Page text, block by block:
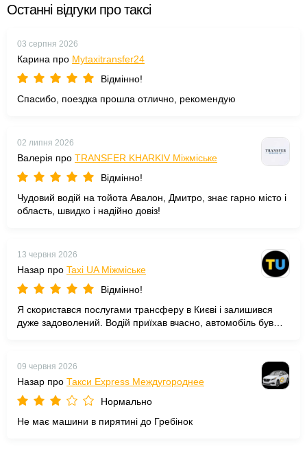
Останні відгуки про таксі
03 серпня 2026
Карина про Mytaxitransfer24
Відмінно!
Спасибо, поездка прошла отлично, рекомендую
02 липня 2026
Валерія про TRANSFER KHARKIV Міжміське
Відмінно!
Чудовий водій на тойота Авалон, Дмитро, знає гарно місто і
область, швидко і надійно довіз!
13 червня 2026
Назар про Taxi UA Міжміське
Відмінно!
Я скористався послугами трансферу в Києві і залишився
дуже задоволений. Водій приїхав вчасно, автомобіль був
всім, хто хоче уникнути зайвих клопотів!
09 червня 2026
Назар про Такси Express Междугороднее
Нормально
Не має машини в пирятині до Гребінок